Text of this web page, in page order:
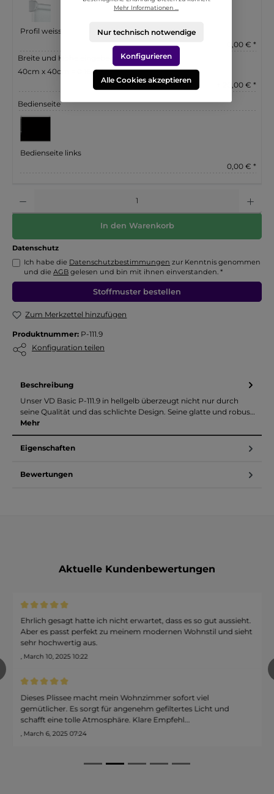
Profil weiss
0,00 € *
Breite und Höhe eingeben
40cm x 40cm = 0.16 m²
+ 20,00 € *
Bedienseite
Bedienseite links
0,00 € *
In den Warenkorb
Datenschutz
Ich habe die Datenschutzbestimmungen zur Kenntnis genommen
und dieAGB gelesen und bin mit ihnen einverstanden. *
Stoffmuster bestellen
Zum Merkzettel hinzufügen
Produktnummer: P-111.9
Konfiguration teilen
Beschreibung
Unser VD Basic P-111.9 in hellgelb überzeugt nicht nur durch
seine Qualität und das schlichte Design. Seine glatte und robus…
Mehr
Eigenschaften
Bewertungen
Aktuelle Kundenbewertungen
Durchschnittliche Bewertung von 5 von 5 Sternen
Ehrlich gesagt hatte ich nicht erwartet, dass es so gut aussieht.
Aber es passt perfekt zu meinem modernen Wohnstil und sieht
sehr hochwertig aus.
, March 10, 2025 10:22
Durchschnittliche Bewertung von 5 von 5 Sternen
Dieses Plissee macht mein Wohnzimmer sofort viel
gemütlicher. Es sorgt für angenehm gefiltertes Licht und
schafft eine tolle Atmosphäre. Klare Empfehl...
, March 6, 2025 07:24
Mehr Informationen ...
Nur technisch notwendige
Konfigurieren
Alle Cookies akzeptieren